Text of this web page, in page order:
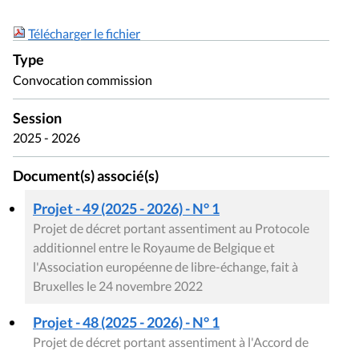
Télécharger le fichier
Type
Convocation commission
Session
2025 - 2026
Document(s) associé(s)
Projet - 49 (2025 - 2026) - N° 1
Projet de décret portant assentiment au Protocole
additionnel entre le Royaume de Belgique et
l'Association européenne de libre-échange, fait à
Bruxelles le 24 novembre 2022
Projet - 48 (2025 - 2026) - N° 1
Projet de décret portant assentiment à l'Accord de